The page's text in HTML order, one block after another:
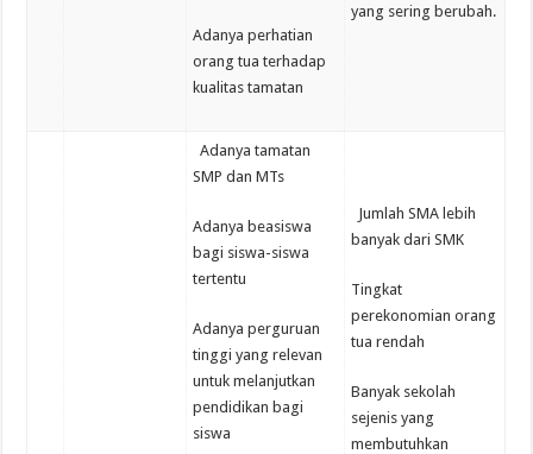
Adanya perhatian
orang tua terhadap
kualitas tamatan
yang sering berubah.
Adanya tamatan
SMP dan MTs
Adanya beasiswa
bagi siswa-siswa
tertentu
Adanya perguruan
tinggi yang relevan
untuk melanjutkan
pendidikan bagi
siswa
Jumlah SMA lebih
banyak dari SMK
Tingkat
perekonomian orang
tua rendah
Banyak sekolah
sejenis yang
membutuhkan